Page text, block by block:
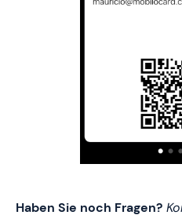
Haben Sie noch Fragen?